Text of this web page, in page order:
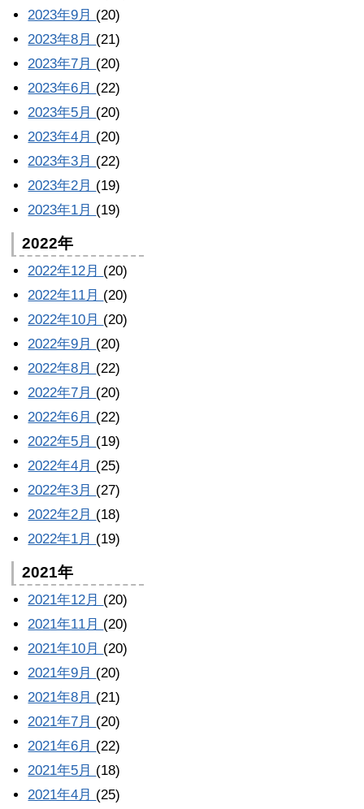
2023年9月 (20)
2023年8月 (21)
2023年7月 (20)
2023年6月 (22)
2023年5月 (20)
2023年4月 (20)
2023年3月 (22)
2023年2月 (19)
2023年1月 (19)
2022年
2022年12月 (20)
2022年11月 (20)
2022年10月 (20)
2022年9月 (20)
2022年8月 (22)
2022年7月 (20)
2022年6月 (22)
2022年5月 (19)
2022年4月 (25)
2022年3月 (27)
2022年2月 (18)
2022年1月 (19)
2021年
2021年12月 (20)
2021年11月 (20)
2021年10月 (20)
2021年9月 (20)
2021年8月 (21)
2021年7月 (20)
2021年6月 (22)
2021年5月 (18)
2021年4月 (25)